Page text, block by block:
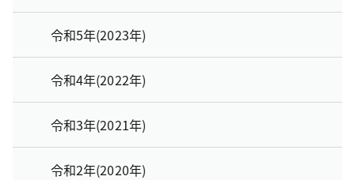
令和5年(2023年)
令和4年(2022年)
令和3年(2021年)
令和2年(2020年)